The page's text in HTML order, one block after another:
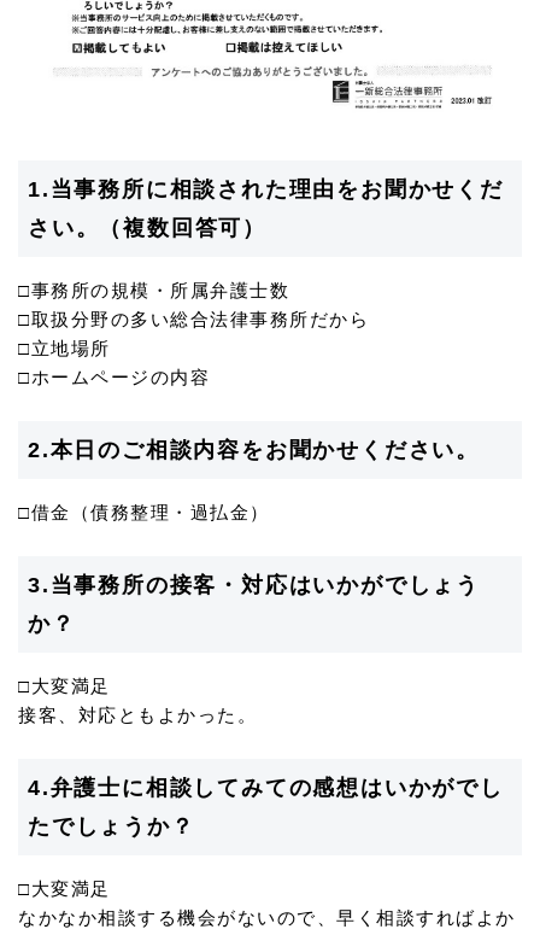
1.当事務所に相談された理由をお聞かせくだ
さい。（複数回答可）
□事務所の規模・所属弁護士数
□取扱分野の多い総合法律事務所だから
□立地場所
□ホームページの内容
2.本日のご相談内容をお聞かせください。
□借金（債務整理・過払金）
3.当事務所の接客・対応はいかがでしょう
か？
□大変満足
接客、対応ともよかった。
4.弁護士に相談してみての感想はいかがでし
たでしょうか？
□大変満足
なかなか相談する機会がないので、早く相談すればよか